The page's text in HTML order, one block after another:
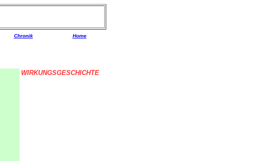
Chronik Home
WIRKUNGSGESCHICHTE